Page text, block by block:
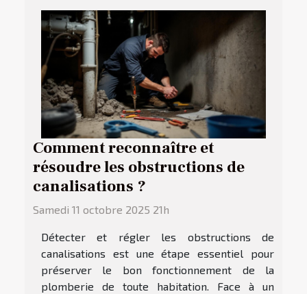
Comment reconnaître et
résoudre les obstructions de
canalisations ?
Samedi 11 octobre 2025 21h
Détecter et régler les obstructions de
canalisations est une étape essentiel pour
préserver le bon fonctionnement de la
plomberie de toute habitation. Face à un